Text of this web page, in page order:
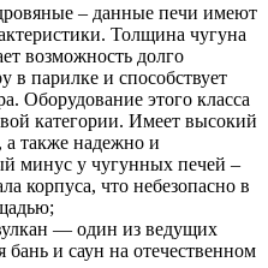
– данные печи имеют
Толщина чугуна
возможность долго
в парилке и способствует
Оборудование этого класса
категории. Имеет высокий
а также надежно и
минус у чугунных печей –
корпуса, что небезопасно в
— один из ведущих
бань и саун на отечественном